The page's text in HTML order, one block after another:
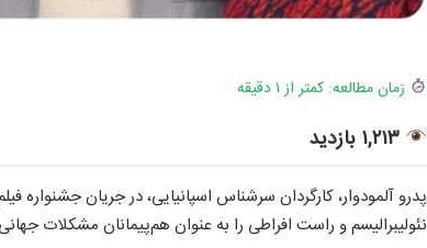
زمان مطالعه: کمتر از ۱ دقیقه
۱,۲۱۳ بازدید
پدرو آلمودوار، کارگردان سرشناس اسپانیایی، در جریان جشنواره
نئولیبرالیسم و راست افراطی را به عنوان هم‌پیمانان مشکلات